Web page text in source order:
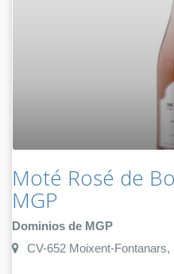
Moté Rosé de
MGP
Dominios de MGP
CV-652 Moixent-